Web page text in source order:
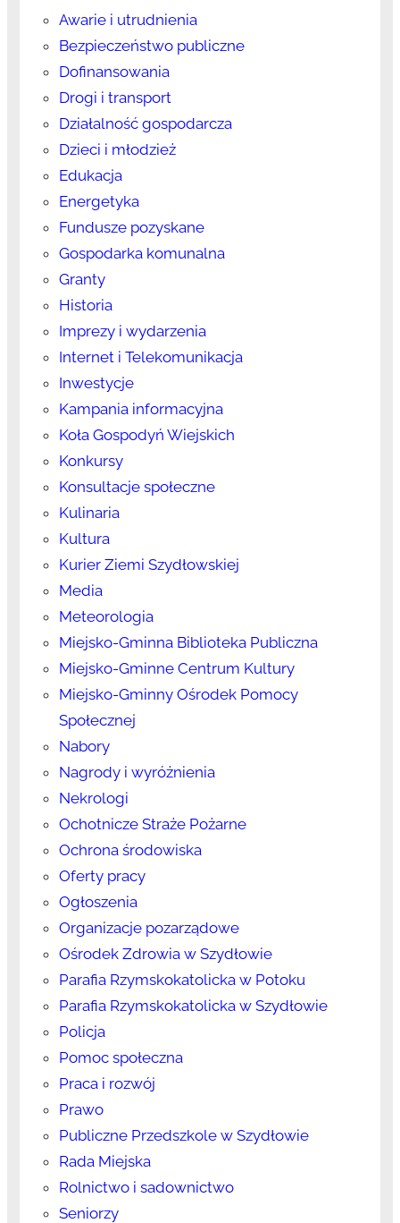
Awarie i utrudnienia
Bezpieczeństwo publiczne
Dofinansowania
Drogi i transport
Działalność gospodarcza
Dzieci i młodzież
Edukacja
Energetyka
Fundusze pozyskane
Gospodarka komunalna
Granty
Historia
Imprezy i wydarzenia
Internet i Telekomunikacja
Inwestycje
Kampania informacyjna
Koła Gospodyń Wiejskich
Konkursy
Konsultacje społeczne
Kulinaria
Kultura
Kurier Ziemi Szydłowskiej
Media
Meteorologia
Miejsko-Gminna Biblioteka Publiczna
Miejsko-Gminne Centrum Kultury
Miejsko-Gminny Ośrodek Pomocy
Społecznej
Nabory
Nagrody i wyróżnienia
Nekrologi
Ochotnicze Straże Pożarne
Ochrona środowiska
Oferty pracy
Ogłoszenia
Organizacje pozarządowe
Ośrodek Zdrowia w Szydłowie
Parafia Rzymskokatolicka w Potoku
Parafia Rzymskokatolicka w Szydłowie
Policja
Pomoc społeczna
Praca i rozwój
Prawo
Publiczne Przedszkole w Szydłowie
Rada Miejska
Rolnictwo i sadownictwo
Seniorzy